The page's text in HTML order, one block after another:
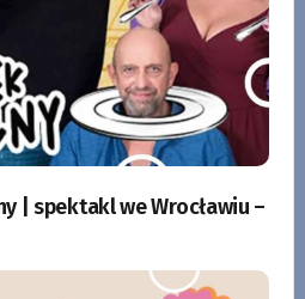
| spektakl we Wrocławiu –